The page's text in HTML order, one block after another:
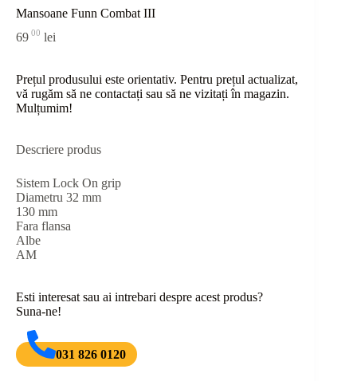
Mansoane Funn Combat III
69 00 lei
Prețul produsului este orientativ. Pentru prețul actualizat,
vă rugăm să ne contactați sau să ne vizitați în magazin.
Mulțumim!
Descriere produs
Sistem Lock On grip
Diametru 32 mm
130 mm
Fara flansa
Albe
AM
Esti interesat sau ai intrebari despre acest produs?
Suna-ne!
031 826 0120